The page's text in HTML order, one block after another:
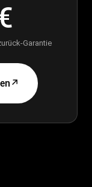
Garantie
↗